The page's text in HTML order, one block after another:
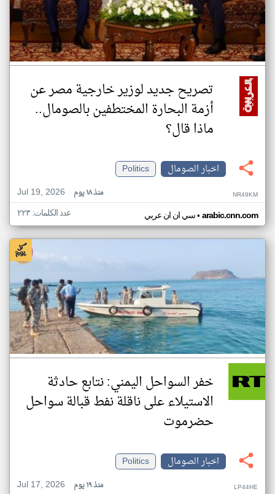
تصريح جديد لوزير خارجية مصر عن
أزمة البحارة المختطفين بالصومال..
ماذا قال؟
اخبار الصومال
Politics
Jul 19, 2026
منذ ١٨ يوم NR49KM
سي ان ان عربي• arabic.cnn.com عدد الكلمات: ٢٢٣
خفر السواحل اليمني: نتابع حادثة
الاستيلاء على ناقلة نفط قبالة سواحل
حضرموت
اخبار الصومال
Politics
Jul 17, 2026
منذ ١٩ يوم LP44HE